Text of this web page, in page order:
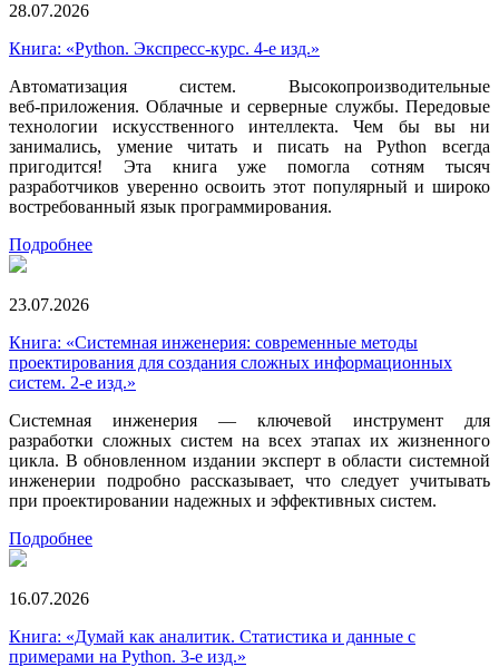
28.07.2026
Книга: «Python. Экспресс‑курс. 4-е изд.»
Автоматизация систем. Высокопроизводительные
веб‑приложения. Облачные и серверные службы. Передовые
технологии искусственного интеллекта. Чем бы вы ни
занимались, умение читать и писать на Python всегда
пригодится! Эта книга уже помогла сотням тысяч
разработчиков уверенно освоить этот популярный и широко
востребованный язык программирования.
Подробнее
23.07.2026
Книга: «Системная инженерия: современные методы
проектирования для создания сложных информационных
систем. 2-е изд.»
Системная инженерия — ключевой инструмент для
разработки сложных систем на всех этапах их жизненного
цикла. В обновленном издании эксперт в области системной
инженерии подробно рассказывает, что следует учитывать
при проектировании надежных и эффективных систем.
Подробнее
16.07.2026
Книга: «Думай как аналитик. Статистика и данные с
примерами на Python. 3-е изд.»